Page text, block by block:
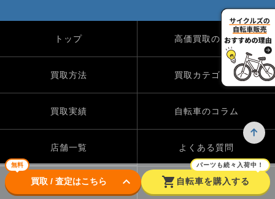
無料
買取 / 査定はこちら keyboard_arrow_down shopping_cart
パーツも続々入荷中！
自転車を購入する
トップ 高価買取のワケ
買取方法 買取カテゴリー
買取実績 自転車のコラム
店舗一覧 よくある質問
Instagram X